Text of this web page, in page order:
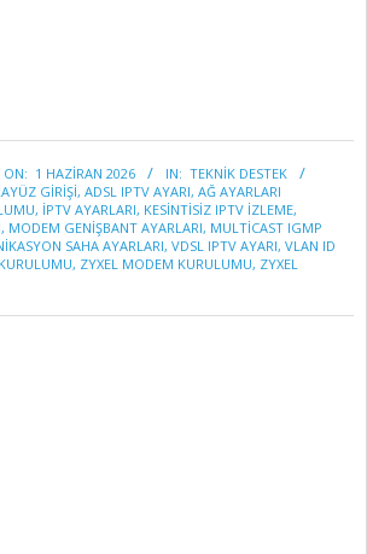
ON: 1 HAZIRAN 2026 IN: TEKNİK DESTEK
GIRIŞI, ADSL IPTV AYARI, AĞ AYARLARI
, IPTV AYARLARI, KESINTISIZ IPTV İZLEME,
, MODEM GENIŞBANT AYARLARI, MULTICAST IGMP
SAHA AYARLARI, VDSL IPTV AYARI, VLAN ID
, ZYXEL MODEM KURULUMU, ZYXEL